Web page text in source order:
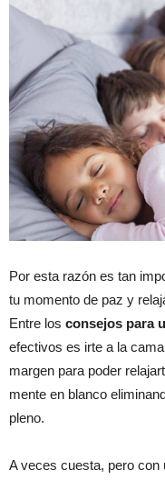
Por esta razón es tan
tu momento de paz y
Entre los consejos para
efectivos es irte a la
margen para poder
mente en blanco
pleno.
A veces cuesta, pero con